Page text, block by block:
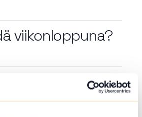
viikonloppuna?